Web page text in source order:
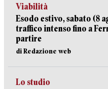
Viabilità
Esodo estivo, sabato (8
traffico intenso fino a
partire
di Redazione web
Lo studio